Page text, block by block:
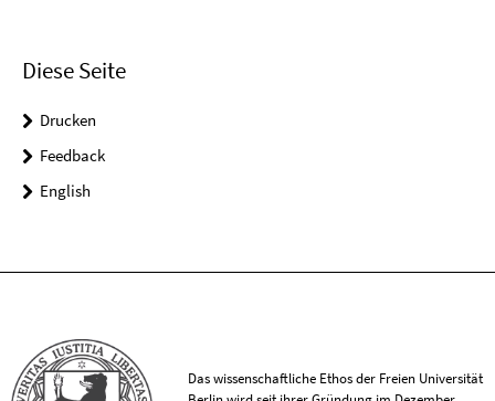
Diese Seite
Drucken
Feedback
English
Das wissenschaftliche Ethos der Freien Universität